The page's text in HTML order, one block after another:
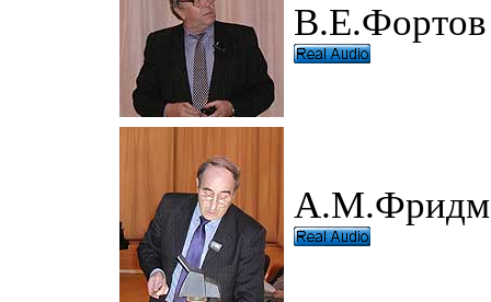
В.Е.Фортов